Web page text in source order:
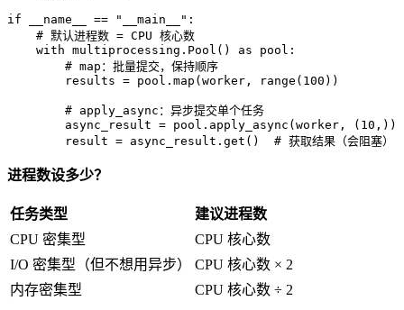
if __name__ == "__main__" :
# 默认进程数 = CPU 核心数
with multiprocessing.Pool() as pool:
# map：批量提交，保持顺序
        results = pool.
map (worker, range ( 100 ))
# apply_async：异步提交单个任务
        async_result = pool.apply_async(worker, (
10 ,))
        result = async_result.get()
# 获取结果（会阻塞）
进程数设多少？
任务类型
建议进程数
CPU 密集型
CPU 核心数
I/O 密集型（但不想用异步）
CPU 核心数 × 2
内存密集型
CPU 核心数 ÷ 2